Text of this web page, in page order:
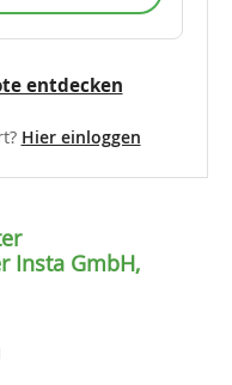
entdecken
Hier einloggen
Insta GmbH,